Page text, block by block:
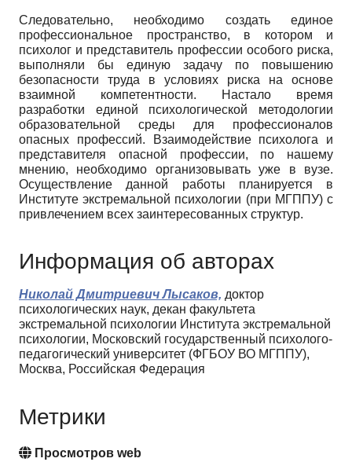
Следовательно, необходимо создать единое
профессиональное пространство, в котором и
психолог и представитель профессии особого риска,
выполняли бы единую задачу по повышению
безопасности труда в условиях риска на основе
взаимной компетентности. Настало время
разработки единой психологической методологии
образовательной среды для профессионалов
опасных профессий. Взаимодействие психолога и
представителя опасной профессии, по нашему
мнению, необходимо организовывать уже в вузе.
Осуществление данной работы планируется в
Институте экстремальной психологии (при МГППУ) с
привлечением всех заинтересованных структур.
Информация об авторах
Николай Дмитриевич Лысаков, доктор
психологических наук, декан факультета
экстремальной психологии Института экстремальной
психологии, Московский государственный психолого-
педагогический университет (ФГБОУ ВО МГППУ),
Москва, Российская Федерация
Метрики
Просмотров web